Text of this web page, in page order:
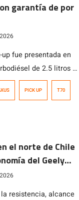
garantía de por
fue presentada en
de 2.5 litros y
a una tonelada y
PICK UP T70
el norte de Chile
del Geely
resistencia, alcance